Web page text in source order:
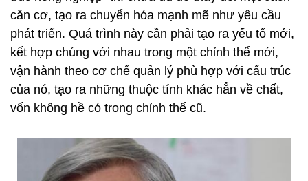
căn cơ, tạo ra chuyển hóa mạnh mẽ như yêu cầu
phát triển. Quá trình này cần phải tạo ra yếu tố mới,
kết hợp chúng với nhau trong một chỉnh thể mới,
vận hành theo cơ chế quản lý phù hợp với cấu trúc
của nó, tạo ra những thuộc tính khác hẳn về chất,
vốn không hề có trong chỉnh thể cũ.